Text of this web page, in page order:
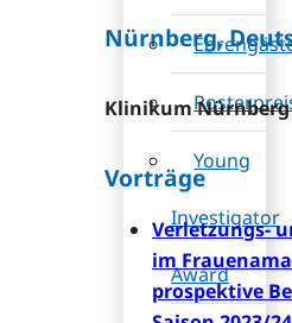
Young
Investigator
Award
Nürnberg,
Klinikum Nürnberg
Vorträge
Verletzungs-
im
prospektive